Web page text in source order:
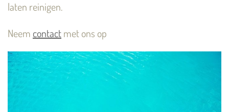
laten reinigen.
Neem contactmet ons op